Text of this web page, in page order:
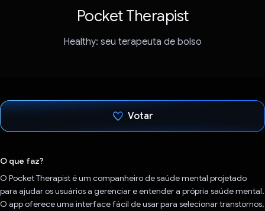
Pocket Therapist
Healthy: seu terapeuta de bolso
Votar
O que faz?
O Pocket Therapist é um companheiro de saúde mental projetado
para ajudar os usuários a gerenciar e entender a própria saúde mental.
O app oferece uma interface fácil de usar para selecionar transtornos,